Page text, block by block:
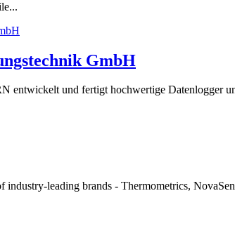
GmbH
entwickelt und fertigt hochwertige Datenlogger
industry-leading brands - Thermometrics,